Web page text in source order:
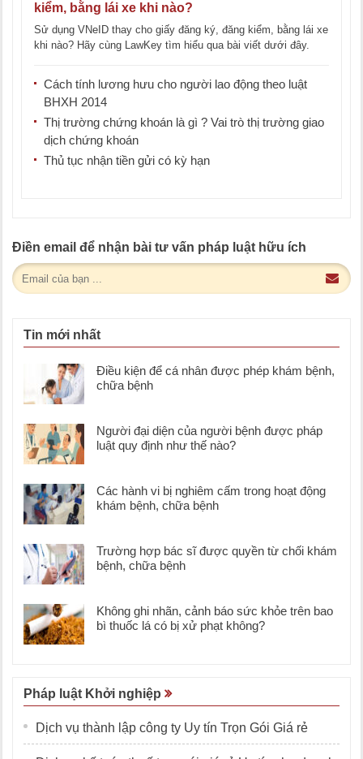
kiểm, bằng lái xe khi nào?
Sử dụng VNeID thay cho giấy đăng ký, đăng kiểm, bằng lái xe
khi nào? Hãy cùng LawKey tìm hiểu qua bài viết dưới đây.
Cách tính lương hưu cho người lao động theo luật
BHXH 2014
Thị trường chứng khoán là gì ? Vai trò thị trường giao
dịch chứng khoán
Thủ tục nhận tiền gửi có kỳ hạn
Điền email để nhận bài tư vấn pháp luật hữu ích
Tin mới nhất
Điều kiện để cá nhân được phép khám bệnh,
chữa bệnh
Người đại diện của người bệnh được pháp
luật quy định như thế nào?
Các hành vi bị nghiêm cấm trong hoạt động
khám bệnh, chữa bệnh
Trường hợp bác sĩ được quyền từ chối khám
bệnh, chữa bệnh
Không ghi nhãn, cảnh báo sức khỏe trên bao
bì thuốc lá có bị xử phạt không?
Pháp luật Khởi nghiệp
Dịch vụ thành lập công ty Uy tín Trọn Gói Giá rẻ